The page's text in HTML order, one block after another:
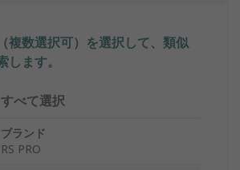
複数選択可）を選択して、類似
します。
すべて選択
ブランド
RS PRO